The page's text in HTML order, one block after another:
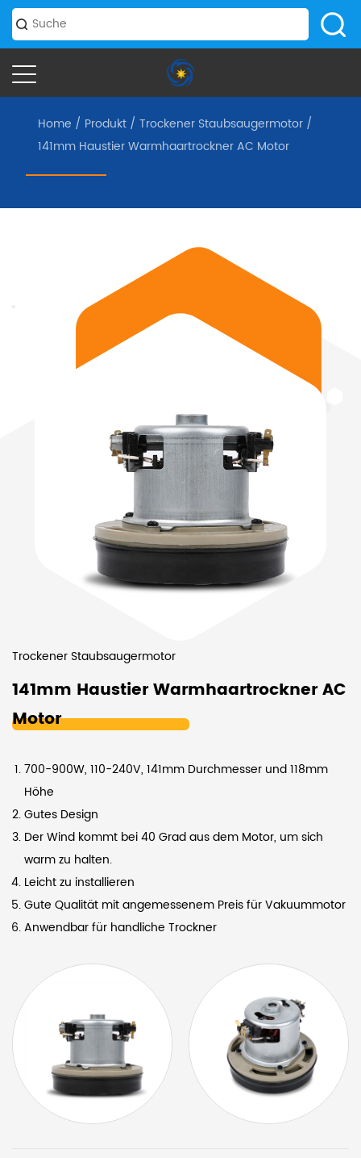
Home / Produkt / Trockener Staubsaugermotor /
141mm Haustier Warmhaartrockner AC Motor
Trockener Staubsaugermotor
141mm Haustier Warmhaartrockner AC
Motor
700-900W, 110-240V, 141mm Durchmesser und 118mm
Höhe
Gutes Design
Der Wind kommt bei 40 Grad aus dem Motor, um sich
warm zu halten.
Leicht zu installieren
Gute Qualität mit angemessenem Preis für Vakuummotor
Anwendbar für handliche Trockner